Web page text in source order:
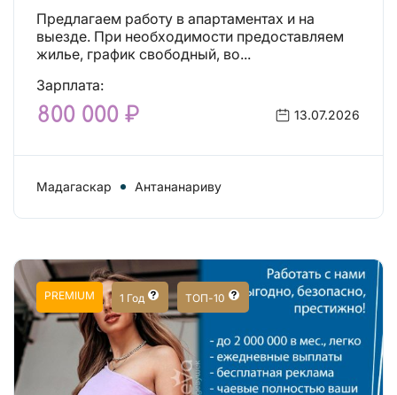
Предлагаем работу в апартаментах и на
выезде. При необходимости предоставляем
жилье, график свободный, во...
Зарплата:
800 000 ₽ 13.07.2026
Мадагаскар Антананариву
PREMIUM 1 Год ТОП-10